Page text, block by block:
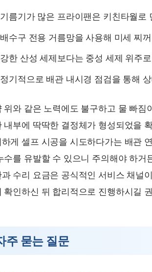
기름기가 많은 프라이팬은 키친타월로
배수구 전용 거름망을 사용해 미세 찌
강한 산성 세제보다는 중성 세제 위주
정기적으로 배관 내시경 점검을 통해
위와 같은 노력에도 불구하고 물 빠짐
내부에 딱딱한 결정체가 형성되었을
게 셀프 시공을 시도하다가는 배관
수를 유발할 수 있으니 주의해야 하거
수리 요금은 공식적인 서비스 채널
확인하신 뒤 합리적으로 진행하시길
주 묻는 질문